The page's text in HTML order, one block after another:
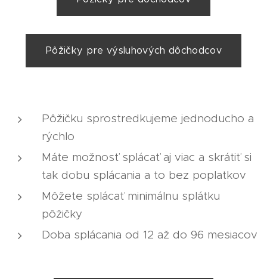
Pôžičky pre výsluhových dôchodcov
Pôžičku sprostredkujeme jednoducho a
rýchlo
Máte možnosť splácať aj viac a skrátiť si
tak dobu splácania a to bez poplatkov
Môžete splácať minimálnu splátku
pôžičky
Doba splácania od 12 až do 96 mesiacov